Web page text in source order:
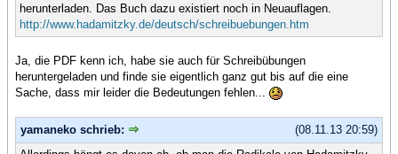
herunterladen. Das Buch dazu existiert noch in Neuauflagen.
http://www.hadamitzky.de/deutsch/schreibuebungen.htm
Ja, die PDF kenn ich, habe sie auch für Schreibübungen
heruntergeladen und finde sie eigentlich ganz gut bis auf die eine
Sache, dass mir leider die Bedeutungen fehlen...
(08.11.13 20:59)
yamaneko schrieb: